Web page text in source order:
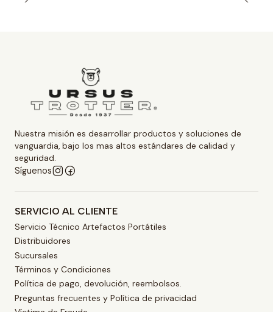
Nuestra misión es desarrollar productos y soluciones de
vanguardia, bajo los mas altos estándares de calidad y
seguridad.
Síguenos
SERVICIO AL CLIENTE
Servicio Técnico Artefactos Portátiles
Distribuidores
Sucursales
Términos y Condiciones
Política de pago, devolución, reembolsos.
Preguntas frecuentes y Política de privacidad